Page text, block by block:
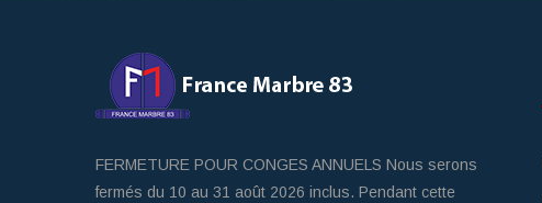
FERMETURE POUR CONGES ANNUELS Nous serons
fermés du 10 au 31 août 2026 inclus. Pendant cette